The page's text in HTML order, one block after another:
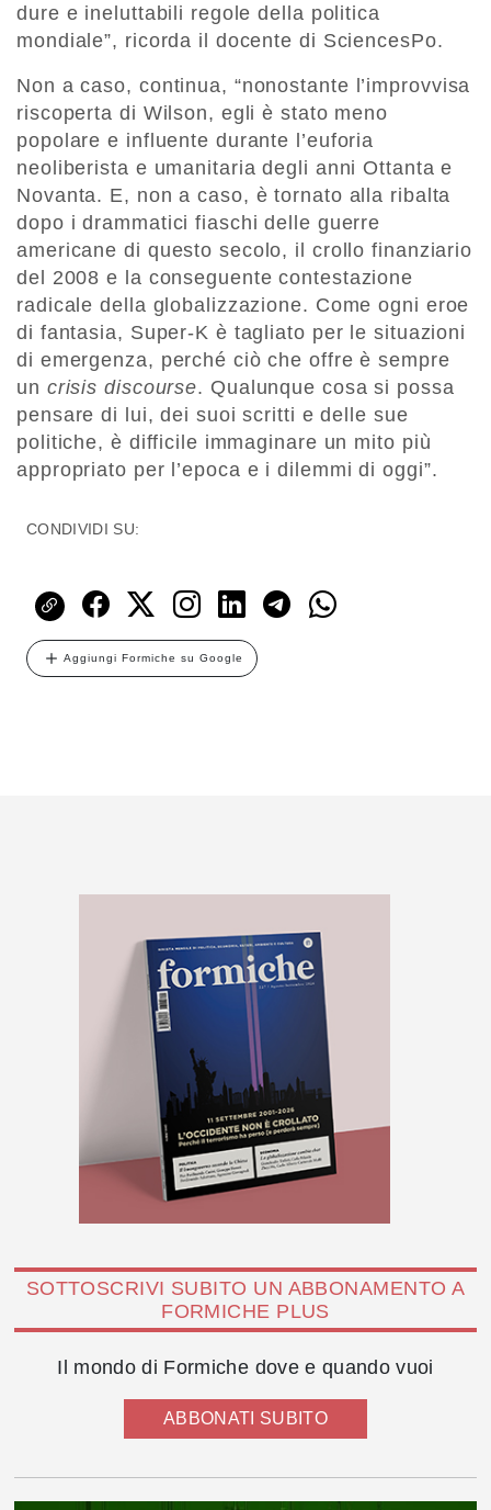
dure e ineluttabili regole della politica
mondiale”, ricorda il docente di SciencesPo.
Non a caso, continua, “nonostante l’improvvisa
riscoperta di Wilson, egli è stato meno
popolare e influente durante l’euforia
neoliberista e umanitaria degli anni Ottanta e
Novanta. E, non a caso, è tornato alla ribalta
dopo i drammatici fiaschi delle guerre
americane di questo secolo, il crollo finanziario
del 2008 e la conseguente contestazione
radicale della globalizzazione. Come ogni eroe
di fantasia, Super-K è tagliato per le situazioni
di emergenza, perché ciò che offre è sempre
un crisis discourse. Qualunque cosa si possa
pensare di lui, dei suoi scritti e delle sue
politiche, è difficile immaginare un mito più
appropriato per l’epoca e i dilemmi di oggi”.
CONDIVIDI SU:
Aggiungi Formiche su Google
SOTTOSCRIVI SUBITO UN ABBONAMENTO A
FORMICHE PLUS
Il mondo di Formiche dove e quando vuoi
ABBONATI SUBITO